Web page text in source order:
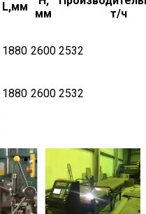
L,мм
мм
т/ч
1880 2600 2532
1880 2600 2532